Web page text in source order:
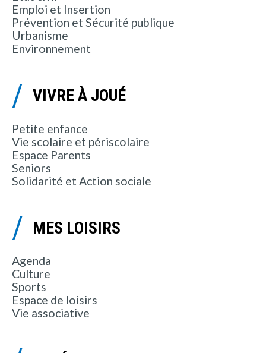
Emploi et Insertion
Prévention et Sécurité publique
Urbanisme
Environnement
VIVRE À JOUÉ
Petite enfance
Vie scolaire et périscolaire
Espace Parents
Seniors
Solidarité et Action sociale
MES LOISIRS
Agenda
Culture
Sports
Espace de loisirs
Vie associative